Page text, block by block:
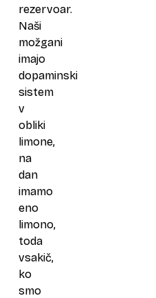
rezervoar.
Naši
možgani
imajo
dopaminski
sistem
v
obliki
limone,
na
dan
imamo
eno
limono,
toda
vsakič,
ko
smo